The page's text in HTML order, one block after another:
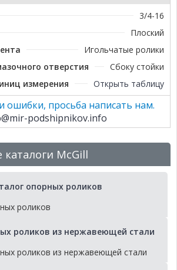
3/4-16
Плоский
Игольчатые ролики
отверстия
Сбоку стойки
измерения
Открыть таблицу
ошибки, просьба написать нам.
podshipnikov.info
McGill
опорных роликов
роликов из нержавеющей стали